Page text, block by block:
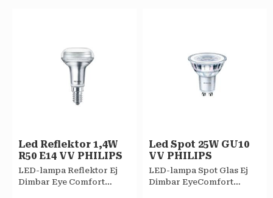
Led Reflektor 1,4W
R50 E14 VV PHILIPS
LED-lampa Reflektor Ej
Dimbar Eye Comfort
Led Spot 25W GU10
VV PHILIPS
LED-lampa Spot Glas Ej
Dimbar EyeComfort